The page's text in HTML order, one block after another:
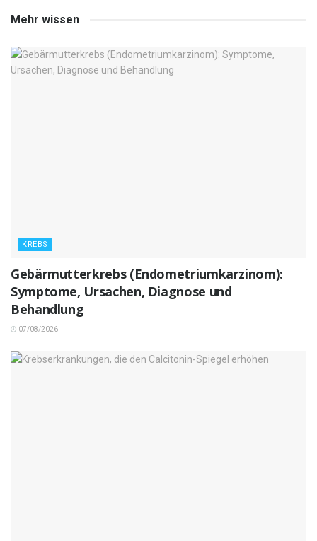
Mehr wissen
KREBS
Gebärmutterkrebs (Endometriumkarzinom):
Symptome, Ursachen, Diagnose und
Behandlung
07/08/2026